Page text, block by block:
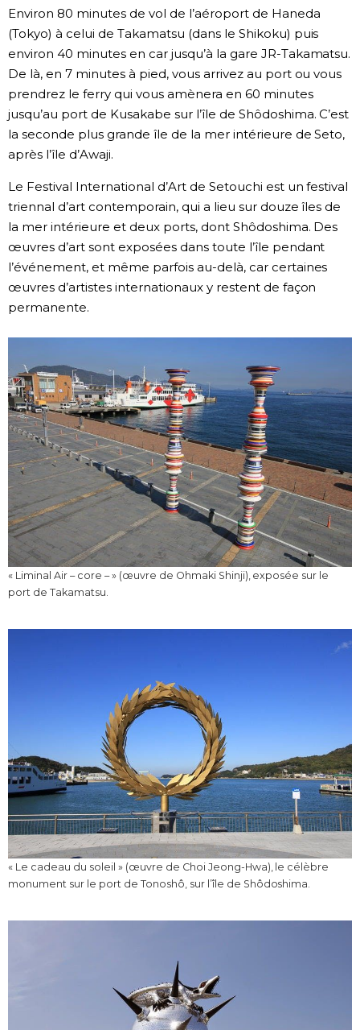
Tokyo
Environ 80 minutes de vol de l’aéroport de Haneda
(Tokyo) à celui de Takamatsu (dans le Shikoku) puis
environ 40 minutes en car jusqu’à la gare JR-Takamatsu.
De là, en 7 minutes à pied, vous arrivez au port ou vous
prendrez le ferry qui vous amènera en 60 minutes
jusqu’au port de Kusakabe sur l’île de Shôdoshima. C’est
la seconde plus grande île de la mer intérieure de Seto,
après l’île d’Awaji.
Le Festival International d’Art de Setouchi est un festival
triennal d’art contemporain, qui a lieu sur douze îles de
la mer intérieure et deux ports, dont Shôdoshima. Des
œuvres d’art sont exposées dans toute l’île pendant
l’événement, et même parfois au-delà, car certaines
œuvres d’artistes internationaux y restent de façon
permanente.
« Liminal Air – core – » (œuvre de Ohmaki Shinji), exposée sur le
port de Takamatsu.
« Le cadeau du soleil » (œuvre de Choi Jeong-Hwa), le célèbre
monument sur le port de Tonoshô, sur l’île de Shôdoshima.